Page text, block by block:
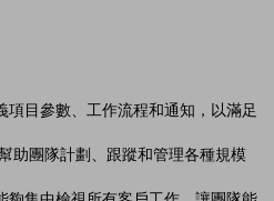
項目參數、工作流程和通知，以滿足
助團隊計劃、跟蹤和管理各種規模